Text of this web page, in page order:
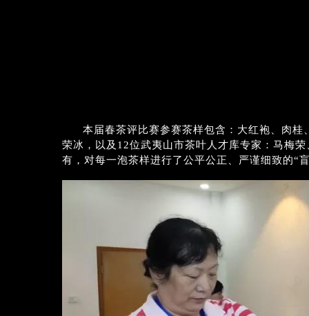
本届春茶评比赛参赛茶样包含：大红袍、肉
荣冰，以及12位武夷山市茶叶人才库专家：马梅
有，对每一泡茶样进行了公平公正、严谨细致的“